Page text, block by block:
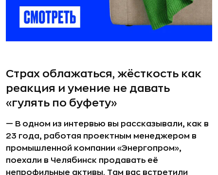
Страх облажаться, жёсткость как
реакция и умение не давать
«гулять по буфету»
— В одном из интервью вы рассказывали, как в
23 года, работая проектным менеджером в
промышленной компании «Энергопром»,
поехали в Челябинск продавать её
непрофильные активы. Там вас встретили